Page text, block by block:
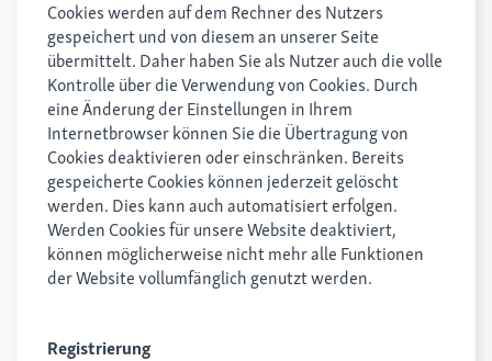
Cookies werden auf dem Rechner des Nutzers
gespeichert und von diesem an unserer Seite
übermittelt. Daher haben Sie als Nutzer auch die volle
Kontrolle über die Verwendung von Cookies. Durch
eine Änderung der Einstellungen in Ihrem
Internetbrowser können Sie die Übertragung von
Cookies deaktivieren oder einschränken. Bereits
gespeicherte Cookies können jederzeit gelöscht
werden. Dies kann auch automatisiert erfolgen.
Werden Cookies für unsere Website deaktiviert,
können möglicherweise nicht mehr alle Funktionen
der Website vollumfänglich genutzt werden.
Registrierung